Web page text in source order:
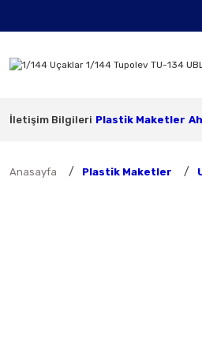
İletişim Bilgileri Plastik Maketler
Anasayfa Plastik Maketler